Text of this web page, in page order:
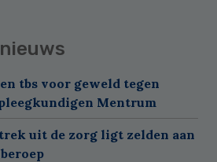
tbs voor geweld tegen
Mentrum
uit de zorg ligt zelden aan